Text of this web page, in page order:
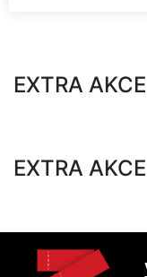
EXTRA
EXTRA AKCE